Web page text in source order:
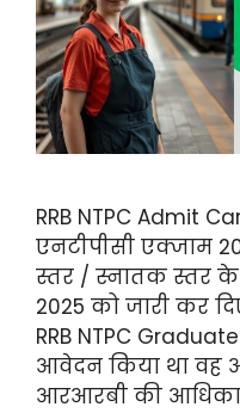
RRB NTPC Admit
एनटीपीसी एक्जाम
स्तर / स्नातक स्तर के
2025 को जारी कर
RRB NTPC
आवेदन किया था वह
आरआरबी की